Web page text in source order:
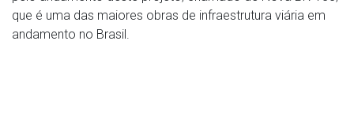
que é uma das maiores obras de infraestrutura viária em
andamento no Brasil.